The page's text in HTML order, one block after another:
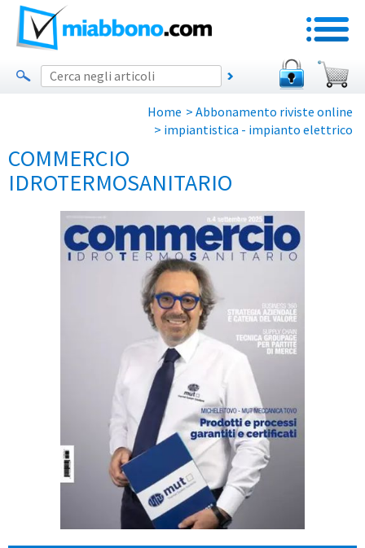
Home > Abbonamento riviste online
> impiantistica - impianto elettrico
COMMERCIO
IDROTERMOSANITARIO